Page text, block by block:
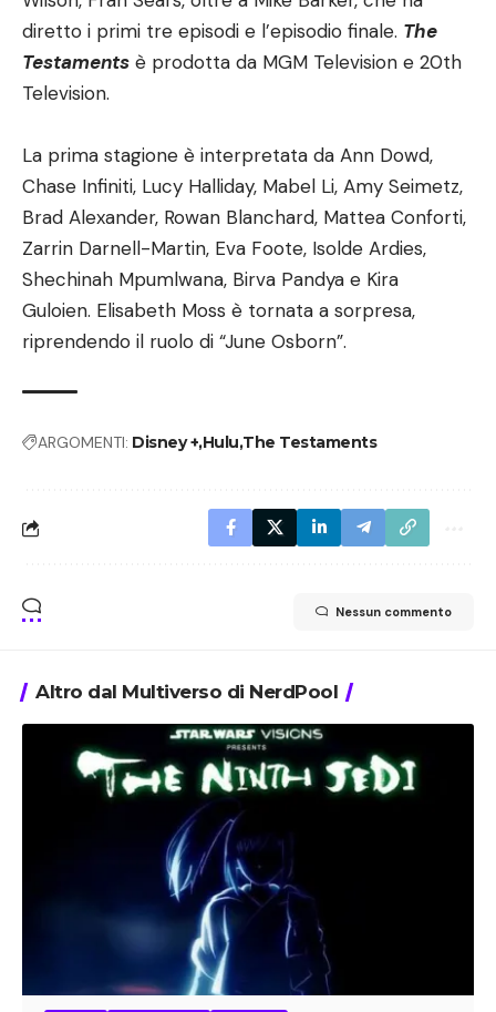
diretto i primi tre episodi e l’episodio finale. The
Testaments è prodotta da MGM Television e 20th
Television.
La prima stagione è interpretata da Ann Dowd,
Chase Infiniti, Lucy Halliday, Mabel Li, Amy Seimetz,
Brad Alexander, Rowan Blanchard, Mattea Conforti,
Zarrin Darnell-Martin, Eva Foote, Isolde Ardies,
Shechinah Mpumlwana, Birva Pandya e Kira
Guloien. Elisabeth Moss è tornata a sorpresa,
riprendendo il ruolo di “June Osborn”.
ARGOMENTI: Disney +Hulu The Testaments
Nessun commento
Altro dal Multiverso di NerdPool